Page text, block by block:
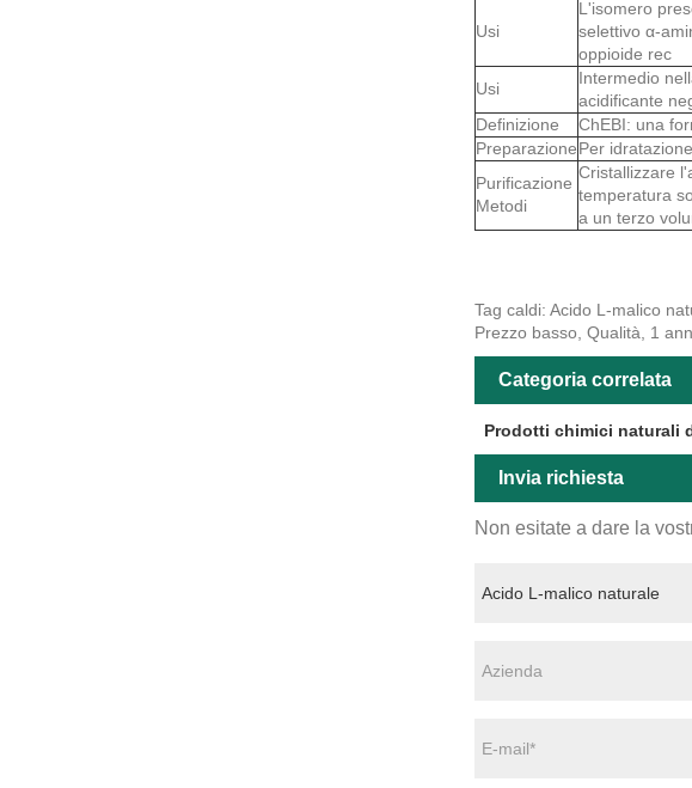
Usi
L'isomero
selettivo α-
oppioide rec
Usi
Intermedio
acidificante
Definizione
ChEBI: una
PreparazionePer
Purificazione
Metodi
Cristallizzare
temperatura
a un terzo
Tag caldi: Acido L-malico
Prezzo basso, Qualità, 1
Categoria correlata
Prodotti chimici naturali
Invia richiesta
Non esitate a dare la